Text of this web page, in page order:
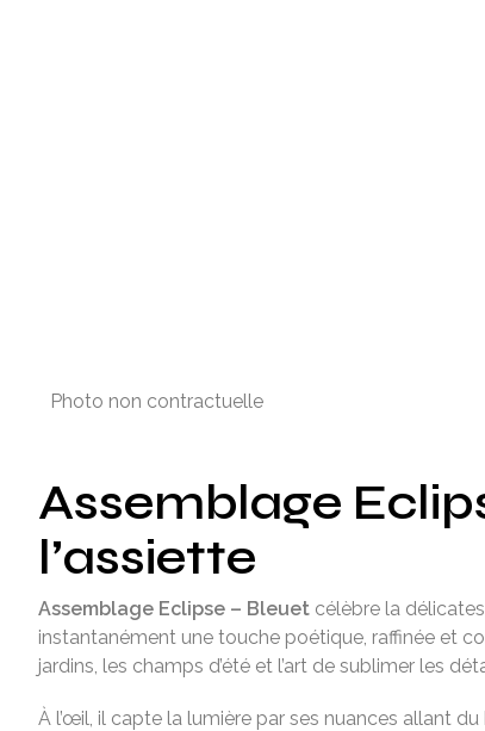
Photo non contractuelle
Assemblage
l’assiette
Assemblage Eclipse – Bleuet célèbre la
instantanément une touche poétique, raffinée et
jardins, les champs d’été et l’art de sublimer les
À l’œil, il capte la lumière par ses nuances allant